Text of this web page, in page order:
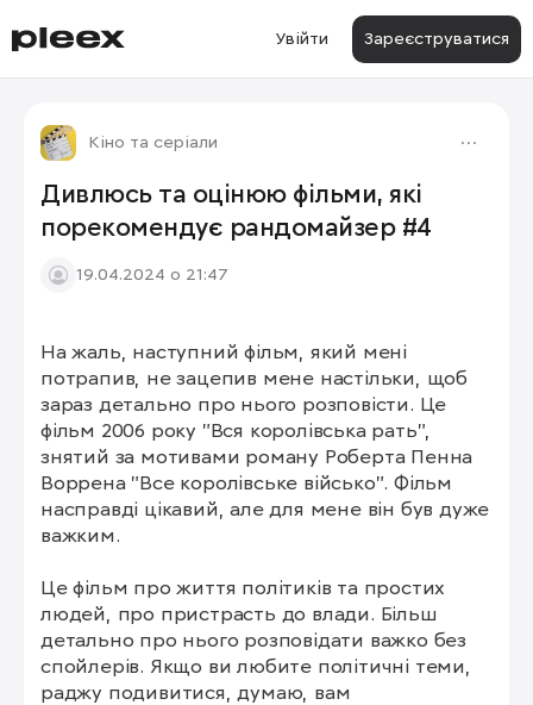
Увійти Зареєструватися
Кіно та серіали
Дивлюсь та оцінюю фільми, які
порекомендує рандомайзер #4
19.04.2024 о 21:47
На жаль, наступний фільм, який мені
потрапив, не зацепив мене настільки, щоб
зараз детально про нього розповісти. Це
фільм 2006 року "Вся королівська рать",
знятий за мотивами роману Роберта Пенна
Воррена "Все королівське військо". Фільм
насправді цікавий, але для мене він був дуже
важким.
Це фільм про життя політиків та простих
людей, про пристрасть до влади. Більш
детально про нього розповідати важко без
спойлерів. Якщо ви любите політичні теми,
раджу подивитися, думаю, вам